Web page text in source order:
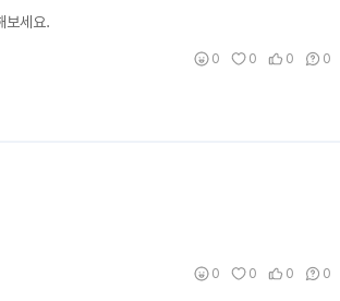
보세요.
0 0 0 0
0 0 0 0